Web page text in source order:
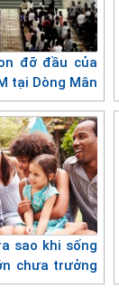
đỡ đầu của
tại Dòng Mân
sao khi sống
chưa trưởng